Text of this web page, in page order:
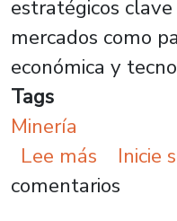
estratégicos
mercados como
económica y
Tags
Minería
Lee más sobre
Inicie
comentarios